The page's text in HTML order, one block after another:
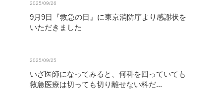
2025/09/26
9月9日『救急の日』に東京消防庁より感謝状を
いただきました
2025/09/25
いざ医師になってみると、何科を回っていても
救急医療は切っても切り離せない科だ...